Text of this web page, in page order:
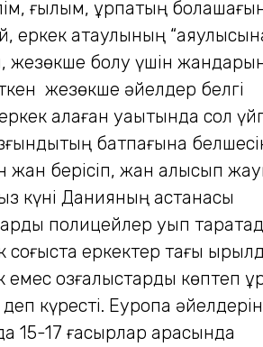
ғылым, ұрпақтың
еркек атаулының
жезөкше болу үшін
жезөкше әйелдер белгі
қалаған уақытында сол
батпағына
жан берісіп, жан алысып
күні Данияның астанасы
полицейлер қуып
соғыста еркектер тағы
қозғалыстарды көптеп
күресті. Еуропа
15-17 ғасырлар арасында